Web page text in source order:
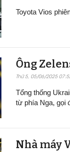
Toyota Vios
Ông
Thứ 5, 05/06/2025
Tổng thống
từ phía Nga, gọi
Nhà máy